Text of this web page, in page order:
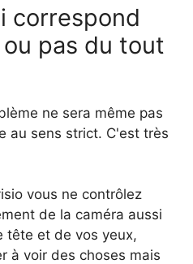
correspond
pas du tout
ne sera même pas
au sens strict. C'est très
vous ne contrôlez
de la caméra aussi
tête et de vos yeux,
à voir des choses mais